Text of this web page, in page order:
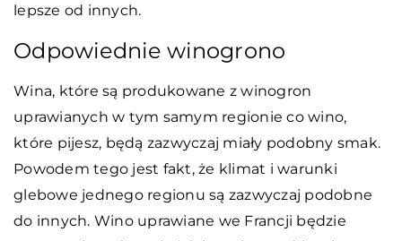
lepsze od innych.
Odpowiednie winogrono
Wina, które są produkowane z winogron
uprawianych w tym samym regionie co wino,
które pijesz, będą zazwyczaj miały podobny smak.
Powodem tego jest fakt, że klimat i warunki
glebowe jednego regionu są zazwyczaj podobne
do innych. Wino uprawiane we Francji będzie